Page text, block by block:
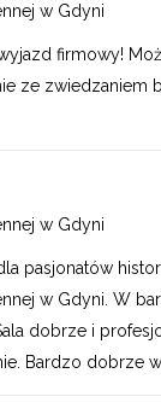
w Gdyni
firmowy!
ze zwiedzaniem
w Gdyni
pasjonatów
w Gdyni. W
dobrze i
Bardzo dobrze